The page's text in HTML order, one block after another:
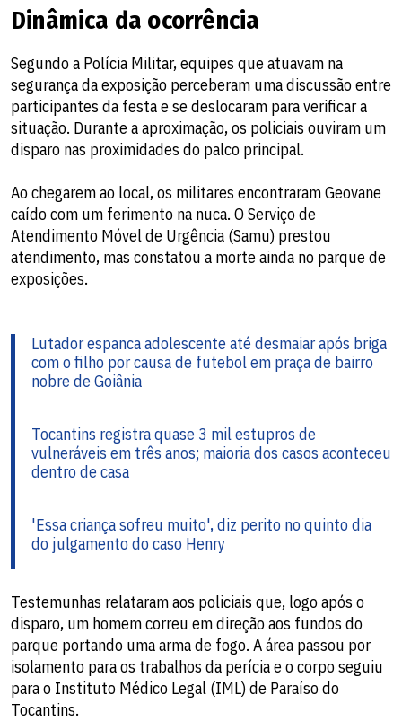
Dinâmica da ocorrência
Segundo a Polícia Militar, equipes que atuavam na
segurança da exposição perceberam uma discussão entre
participantes da festa e se deslocaram para verificar a
situação. Durante a aproximação, os policiais ouviram um
disparo nas proximidades do palco principal.
Ao chegarem ao local, os militares encontraram Geovane
caído com um ferimento na nuca. O Serviço de
Atendimento Móvel de Urgência (Samu) prestou
atendimento, mas constatou a morte ainda no parque de
exposições.
Lutador espanca adolescente até desmaiar após briga
com o filho por causa de futebol em praça de bairro
nobre de Goiânia
Tocantins registra quase 3 mil estupros de
vulneráveis em três anos; maioria dos casos aconteceu
dentro de casa
'Essa criança sofreu muito', diz perito no quinto dia
do julgamento do caso Henry
Testemunhas relataram aos policiais que, logo após o
disparo, um homem correu em direção aos fundos do
parque portando uma arma de fogo. A área passou por
isolamento para os trabalhos da perícia e o corpo seguiu
para o Instituto Médico Legal (IML) de Paraíso do
Tocantins.